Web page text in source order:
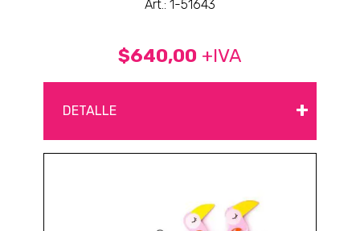
Art.: 1-51643
$640,00 +IVA
DETALLE +